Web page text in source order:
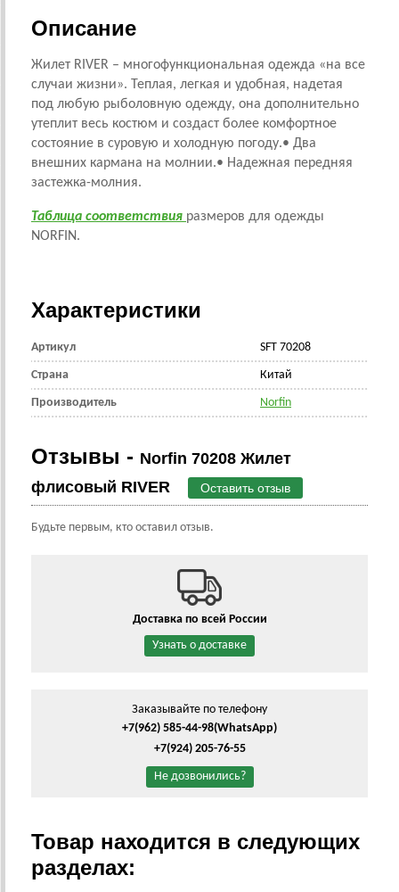
Описание
Жилет RIVER – многофункциональная одежда «на все
случаи жизни». Теплая, легкая и удобная, надетая
под любую рыболовную одежду, она дополнительно
утеплит весь костюм и создаст более комфортное
состояние в суровую и холодную погоду.• Два
внешних кармана на молнии.• Надежная передняя
застежка-молния.
Таблица соответствия размеров для одежды
NORFIN.
Характеристики
Артикул SFT 70208
Страна Китай
Производитель Norfin
Отзывы - Norfin 70208 Жилет
флисовый RIVER
Оставить отзыв
Будьте первым, кто оставил отзыв.
Доставка по всей России
Узнать о доставке
Заказывайте по телефону
+7(962) 585-44-98(WhatsApp)
+7(924) 205-76-55
Не дозвонились?
Товар находится в следующих
разделах: